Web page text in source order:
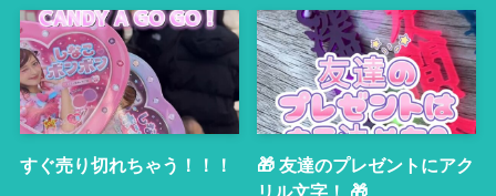
すぐ売り切れちゃう！！！
🎁 友達のプレゼントにアク
リル文字！ 🎁